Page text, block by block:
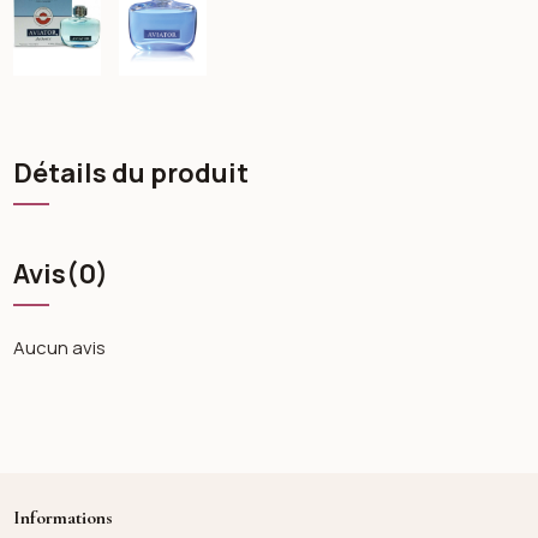
Détails du produit
Avis(0)
Aucun avis
Informations